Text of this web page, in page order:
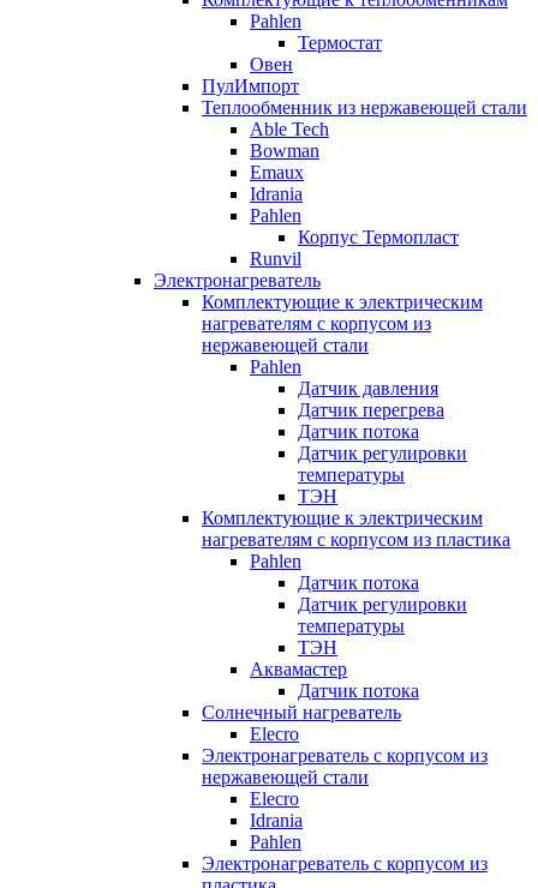
Pahlen
Термостат
Овен
ПулИмпорт
Теплообменник из нержавеющей стали
Able Tech
Bowman
Emaux
Idrania
Pahlen
Корпус Термопласт
Runvil
Электронагреватель
Комплектующие к электрическим
нагревателям с корпусом из
нержавеющей стали
Pahlen
Датчик давления
Датчик перегрева
Датчик потока
Датчик регулировки
температуры
ТЭН
Комплектующие к электрическим
нагревателям с корпусом из пластика
Pahlen
Датчик потока
Датчик регулировки
температуры
ТЭН
Аквамастер
Датчик потока
Солнечный нагреватель
Elecro
Электронагреватель с корпусом из
нержавеющей стали
Elecro
Idrania
Pahlen
Электронагреватель с корпусом из